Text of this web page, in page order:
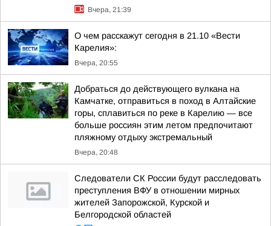
Вчера, 21:39
О чем расскажут сегодня в 21.10 «Вести
Карелия»:
Вчера, 20:55
Добраться до действующего вулкана на
Камчатке, отправиться в поход в Алтайские
горы, сплавиться по реке в Карелию — все
больше россиян этим летом предпочитают
пляжному отдыху экстремальный
Вчера, 20:48
Следователи СК России будут расследовать
преступления ВФУ в отношении мирных
жителей Запорожской, Курской и
Белгородской областей